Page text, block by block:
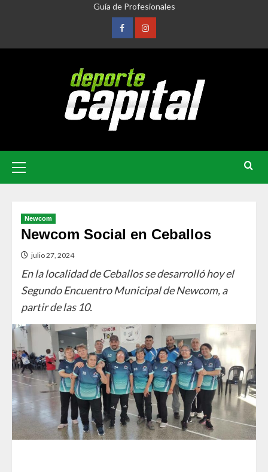
Guía de Profesionales
Newcom
Newcom Social en Ceballos
julio 27, 2024
En la localidad de Ceballos se desarrolló hoy el
Segundo Encuentro Municipal de Newcom, a
partir de las 10.